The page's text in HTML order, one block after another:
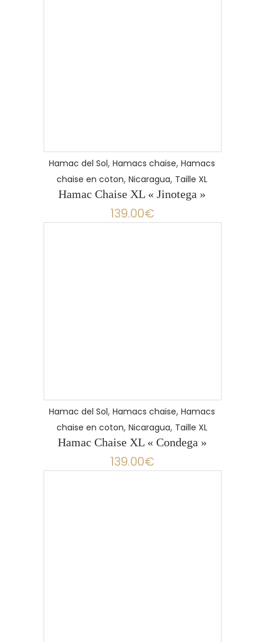
Hamac del Sol, Hamacs chaise, Hamacs
chaise en coton, Nicaragua, Taille XL
Hamac Chaise XL « Jinotega »
139.00€
Hamac del Sol, Hamacs chaise, Hamacs
chaise en coton, Nicaragua, Taille XL
Hamac Chaise XL « Condega »
139.00€